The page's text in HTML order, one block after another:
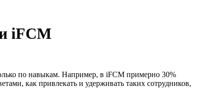
iFCM
по навыкам. Например, в iFCM примерно 30%
как привлекать и удерживать таких сотрудников,